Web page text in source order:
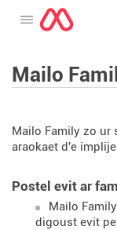
Digeriñ al lañser
Mailo
Mailo Family zo ur
araokaet d'e
Postel evit ar
Mailo
digoust evit